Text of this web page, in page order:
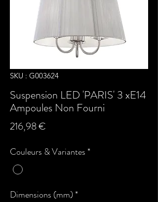
SKU : G003624
Suspension LED 'PARIS' 3 xE14
Ampoules Non Fourni
216,98 €
Couleurs & Variantes*
Dimensions (mm)*